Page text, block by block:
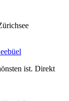
ist. Direkt